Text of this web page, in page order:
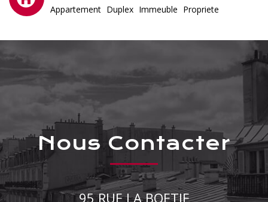
Appartement Duplex Immeuble Propriete
Nous Contacter
95 RUE LA BOETIE